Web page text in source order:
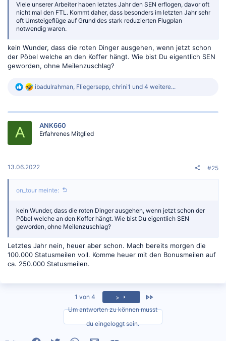
Viele unserer Arbeiter haben letztes Jahr den SEN erflogen, davor oft
nicht mal den FTL. Kommt daher, dass besonders im letzten Jahr sehr
oft Umsteigeflüge auf Grund des stark reduzierten Flugplan
notwendig waren.
kein Wunder, dass die roten Dinger ausgehen, wenn jetzt schon
der Pöbel welche an den Koffer hängt. Wie bist Du eigentlich SEN
geworden, ohne Meilenzuschlag?
R
k
:
ibadulrahman, Fliegersepp, chrini1 und 4 weitere...
A ANK660
Erfahrenes Mitglied
13.06.2022 #25
on_tour meinte:
kein Wunder, dass die roten Dinger ausgehen, wenn jetzt schon der
Pöbel welche an den Koffer hängt. Wie bist Du eigentlich SEN
geworden, ohne Meilenzuschlag?
Letztes Jahr nein, heuer aber schon. Mach bereits morgen die
100.000 Statusmeilen voll. Komme heuer mit den Bonusmeilen auf
ca. 250.000 Statusmeilen.
1 von 4 >
Um antworten zu können musst
du eingeloggt sein.